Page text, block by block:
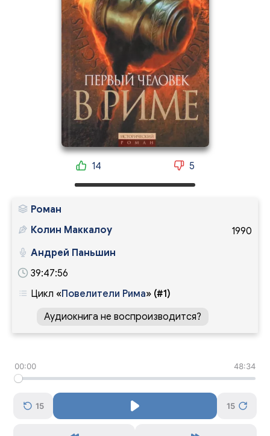
14 5
Роман
1990
Колин Маккалоу
Андрей Паньшин
39:47:56
Цикл «Повелители Рима» (#1)
Аудиокнига не воспроизводится?
00:00 48:34
15 15